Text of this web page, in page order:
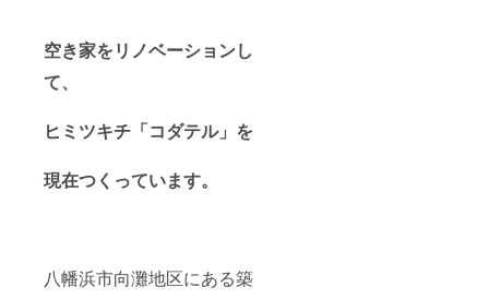
空き家をリノベーションし
て、
ヒミツキチ「コダテル」を
現在つくっています。
八幡浜市向灘地区にある築